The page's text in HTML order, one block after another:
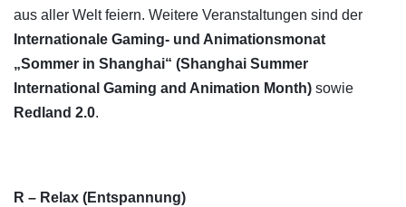
aus aller Welt feiern. Weitere Veranstaltungen sind der
Internationale Gaming- und Animationsmonat
„Sommer in Shanghai“ (Shanghai Summer
International Gaming and Animation Month) sowie
Redland 2.0.
R – Relax (Entspannung)